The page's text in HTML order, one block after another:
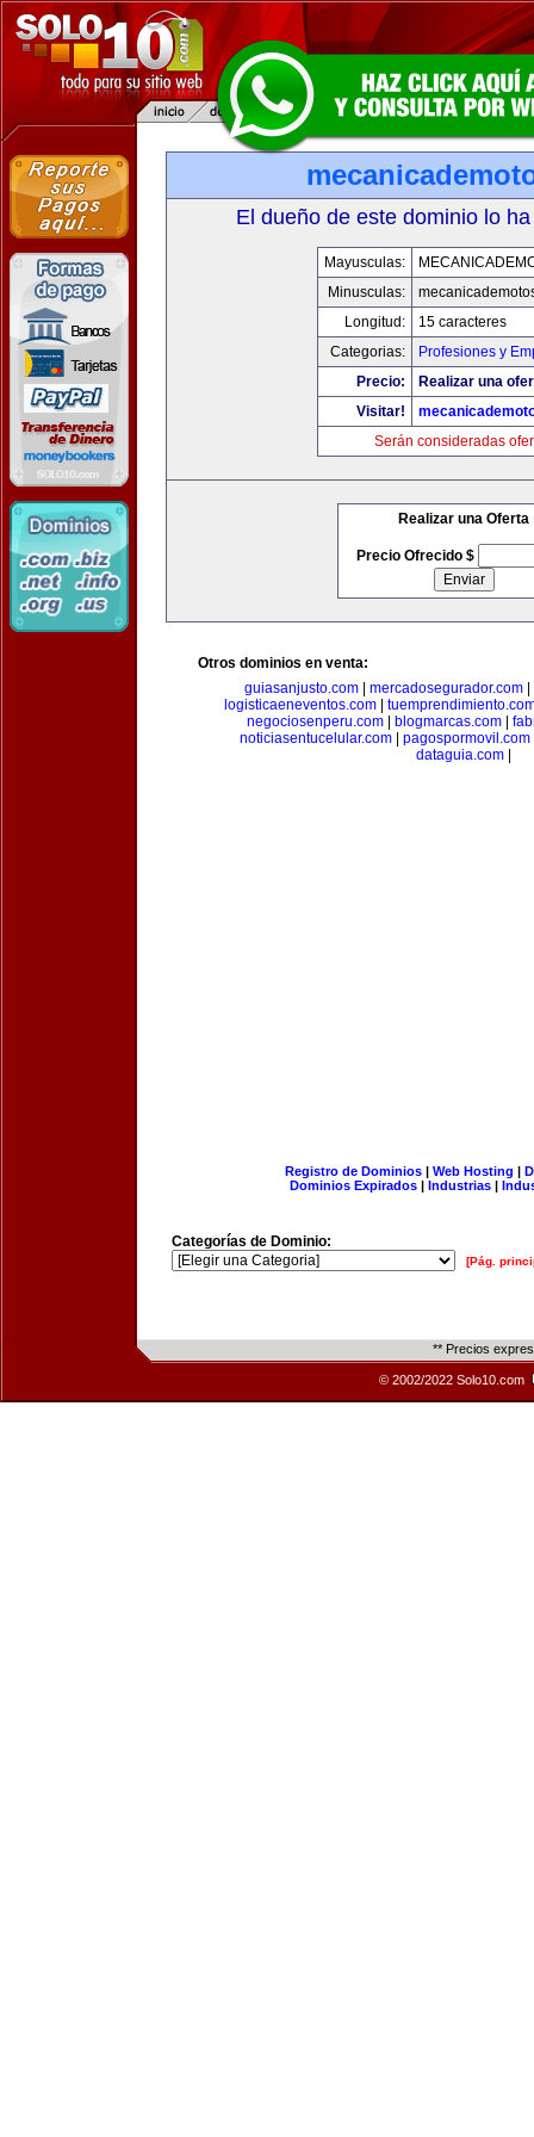
El dueño de este dominio lo
Mayusculas:
Minusculas:
Longitud:
15 caracteres
Categorias:
Profesiones y
Precio:
Realizar una
Visitar!
Serán consideradas
Realizar una Oferta
Precio Ofrecido $
Otros dominios en venta:
guiasanjusto.com
mercadosegurador.com
logisticaeneventos.com|
negociosenperu.com| blogmarcas.com|
noticiasentucelular.com
pagospormovil.com
dataguia.com
Registro de Dominios| Web Hosting |
Dominios Expirados | Industrias |
Categorías de Dominio:
[Pág.
** Precios
© 2002/2022 Solo10.com